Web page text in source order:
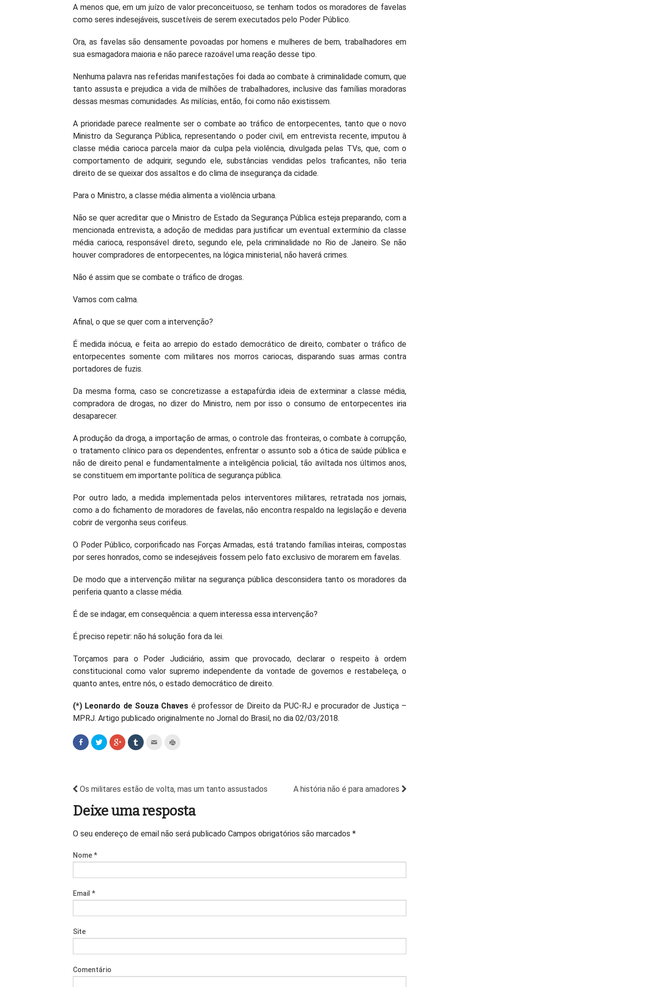
A menos que, em um juízo de valor preconceituoso, se tenham todos os moradores de favelas
como seres indesejáveis, suscetíveis de serem executados pelo Poder Público.
Ora, as favelas são densamente povoadas por homens e mulheres de bem, trabalhadores em
sua esmagadora maioria e não parece razoável uma reação desse tipo.
Nenhuma palavra nas referidas manifestações foi dada ao combate à criminalidade comum, que
tanto assusta e prejudica a vida de milhões de trabalhadores, inclusive das famílias moradoras
dessas mesmas comunidades. As milícias, então, foi como não existissem.
A prioridade parece realmente ser o combate ao tráfico de entorpecentes, tanto que o novo
Ministro da Segurança Pública, representando o poder civil, em entrevista recente, imputou à
classe média carioca parcela maior da culpa pela violência, divulgada pelas TVs, que, com o
comportamento de adquirir, segundo ele, substâncias vendidas pelos traficantes, não teria
direito de se queixar dos assaltos e do clima de insegurança da cidade.
Para o Ministro, a classe média alimenta a violência urbana.
Não se quer acreditar que o Ministro de Estado da Segurança Pública esteja preparando, com a
mencionada entrevista, a adoção de medidas para justificar um eventual extermínio da classe
média carioca, responsável direto, segundo ele, pela criminalidade no Rio de Janeiro. Se não
houver compradores de entorpecentes, na lógica ministerial, não haverá crimes.
Não é assim que se combate o tráfico de drogas.
Vamos com calma.
Afinal, o que se quer com a intervenção?
É medida inócua, e feita ao arrepio do estado democrático de direito, combater o tráfico de
entorpecentes somente com militares nos morros cariocas, disparando suas armas contra
portadores de fuzis.
Da mesma forma, caso se concretizasse a estapafúrdia ideia de exterminar a classe média,
compradora de drogas, no dizer do Ministro, nem por isso o consumo de entorpecentes iria
desaparecer.
A produção da droga, a importação de armas, o controle das fronteiras, o combate à corrupção,
o tratamento clínico para os dependentes, enfrentar o assunto sob a ótica de saúde pública e
não de direito penal e fundamentalmente a inteligência policial, tão aviltada nos últimos anos,
se constituem em importante política de segurança pública.
Por outro lado, a medida implementada pelos interventores militares, retratada nos jornais,
como a do fichamento de moradores de favelas, não encontra respaldo na legislação e deveria
cobrir de vergonha seus corifeus.
O Poder Público, corporificado nas Forças Armadas, está tratando famílias inteiras, compostas
por seres honrados, como se indesejáveis fossem pelo fato exclusivo de morarem em favelas.
De modo que a intervenção militar na segurança pública desconsidera tanto os moradores da
periferia quanto a classe média.
É de se indagar, em consequência: a quem interessa essa intervenção?
É preciso repetir: não há solução fora da lei.
Torçamos para o Poder Judiciário, assim que provocado, declarar o respeito à ordem
constitucional como valor supremo independente da vontade de governos e restabeleça, o
quanto antes, entre nós, o estado democrático de direito.
(*) Leonardo de Souza Chaves é professor de Direito da PUC-RJ e procurador de Justiça –
MPRJ. Artigo publicado originalmente no Jornal do Brasil, no dia 02/03/2018.
Os militares estão de volta, mas um tanto assustados A história não é para amadores
Deixe uma resposta
O seu endereço de email não será publicado Campos obrigatórios são marcados *
Nome*
Email *
Site
Comentário